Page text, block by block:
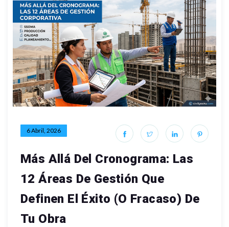
6 Abril, 2026
Más Allá Del Cronograma: Las
12 Áreas De Gestión Que
Definen El Éxito (o Fracaso) De
Tu Obra